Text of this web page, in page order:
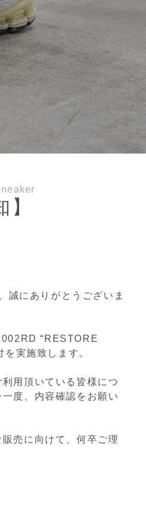
誠にありがとうございま
“RESTORE
実施致します。
用頂いている皆様につ
度、内容確認をお願い
売に向けて、何卒ご理